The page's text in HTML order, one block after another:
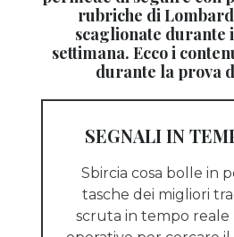
rubriche di
scaglionate durante
settimana. Ecco i
durante la prova
SEGNALI IN
Sbircia cosa bolle in
tasche dei migliori
scruta in tempo reale